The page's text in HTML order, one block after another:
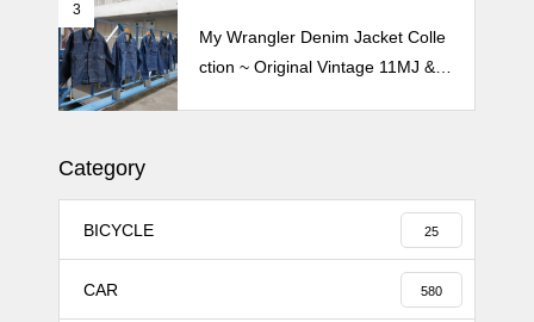
3
My Wrangler Denim Jacket Colle
ction ~ Original Vintage 11MJ & 1
Category
BICYCLE 25
CAR 580